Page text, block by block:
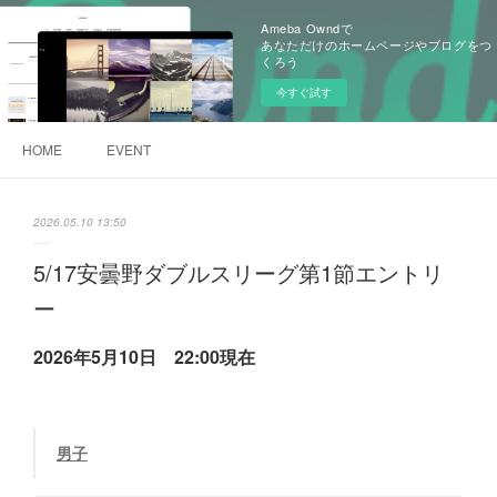
Ameba Owndで
あなただけのホームページやブログをつ
くろう
今すぐ試す
HOME EVENT
2026.05.10 13:50
5/17安曇野ダブルスリーグ第1節エントリ
ー
2026年5月10日 22:00現在
男子